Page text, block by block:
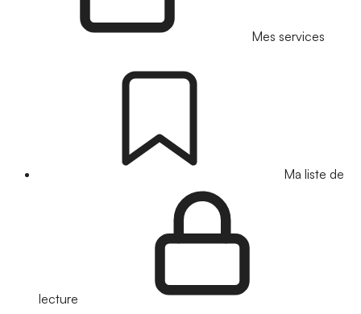
Mes services
Ma liste de
lecture